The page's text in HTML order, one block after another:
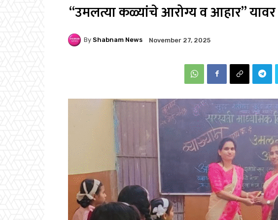
“उमलत्या कळ्यांचे आरोग्य व आहार” यावर
By Shabnam News November 27, 2025